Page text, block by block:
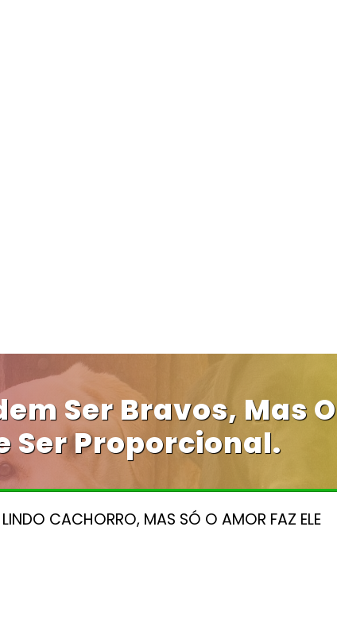
Ser Bravos, Mas O
Ser Proporcional.
CACHORRO, MAS SÓ O AMOR FAZ ELE